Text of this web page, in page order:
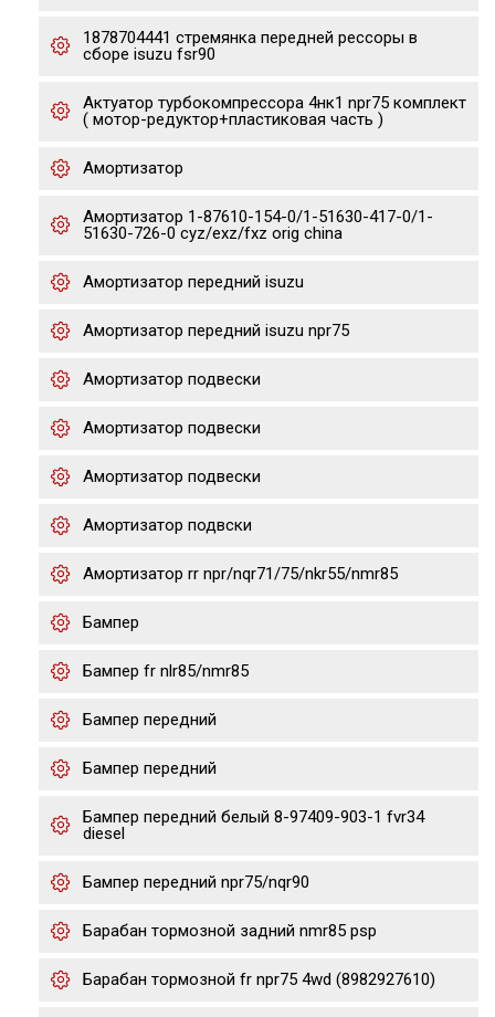
1878704441 стремянка передней рессоры в
сборе isuzu fsr90
Актуатор турбокомпрессора 4нк1 npr75 комплект
( мотор-редуктор+пластиковая часть )
Амортизатор
Амортизатор 1-87610-154-0/1-51630-417-0/1-
51630-726-0 cyz/exz/fxz orig china
Амортизатор передний isuzu
Амортизатор передний isuzu npr75
Амортизатор подвески
Амортизатор подвески
Амортизатор подвески
Амортизатор подвски
Амортизатор rr npr/nqr71/75/nkr55/nmr85
Бампер
Бампер fr nlr85/nmr85
Бампер передний
Бампер передний
Бампер передний белый 8-97409-903-1 fvr34
diesel
Бампер передний npr75/nqr90
Барабан тормозной задний nmr85 psp
Барабан тормозной fr npr75 4wd (8982927610)